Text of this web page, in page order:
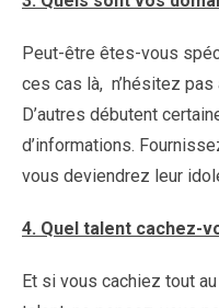
Peut-être êtes-vous
ces cas là, n’hésitez
D’autres débutent
d’informations.
vous deviendrez leur
4. Quel talent cachez-
Et si vous cachiez tout